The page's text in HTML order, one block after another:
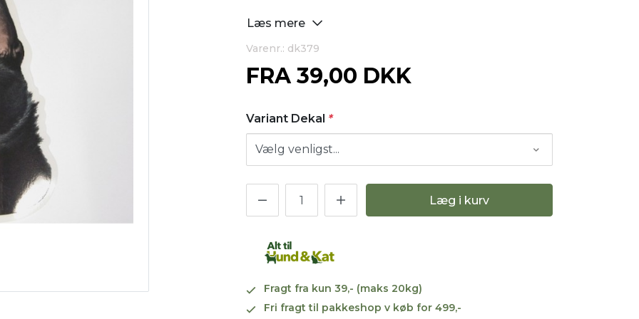
Læs mere
Varenr.: dk379
FRA 39,00 DKK
Variant Dekal *
Læg i kurv
Fragt fra kun 39,- (maks 20kg)
Fri fragt til pakkeshop v køb for 499,-